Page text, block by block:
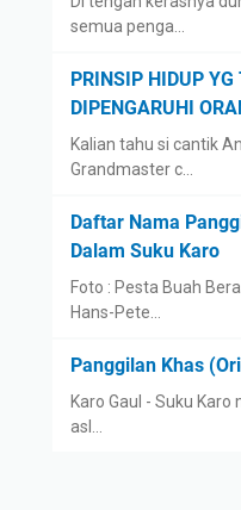
semua penga…
PRINSIP HIDUP
DIPENGARUHI
Kalian tahu si cantik
Grandmaster c…
Daftar Nama
Dalam Suku Karo
Foto : Pesta Buah
Hans-Pete…
Panggilan Khas
Karo Gaul - Suku
asl…